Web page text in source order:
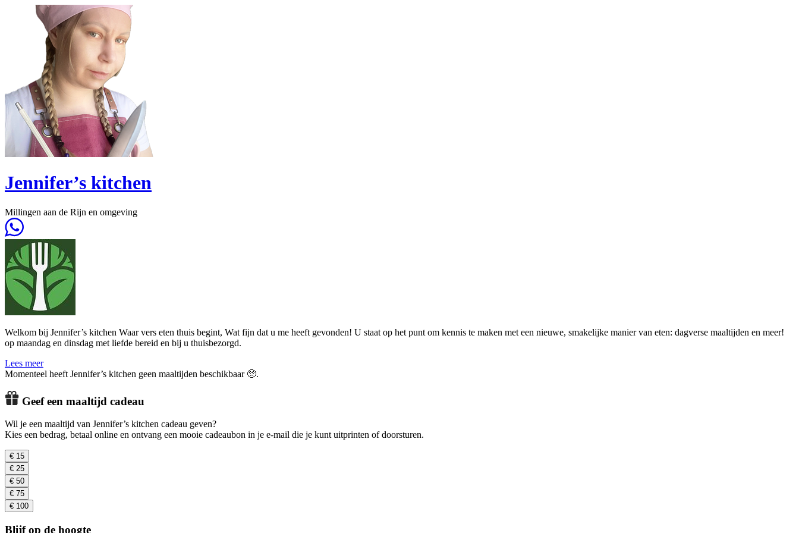
Jennifer’s kitchen
Millingen aan de Rijn en omgeving
Welkom bij Jennifer’s kitchen Waar vers eten thuis begint, Wat fijn dat u me heeft gevonden! U staat op het punt om kennis te maken met een nieuwe, smakelijke manier van eten: dagverse maaltijden en meer!
op maandag en dinsdag met liefde bereid en bij u thuisbezorgd.
Lees meer
Momenteel heeft Jennifer’s kitchen geen maaltijden beschikbaar 🥺.
Geef een maaltijd cadeau
Wil je een maaltijd van Jennifer’s kitchen cadeau geven?
Kies een bedrag, betaal online en ontvang een mooie cadeaubon in je e-mail die je kunt uitprinten of doorsturen.
€ 15
€ 25
€ 50
€ 75
€ 100
Blijf op de hoogte